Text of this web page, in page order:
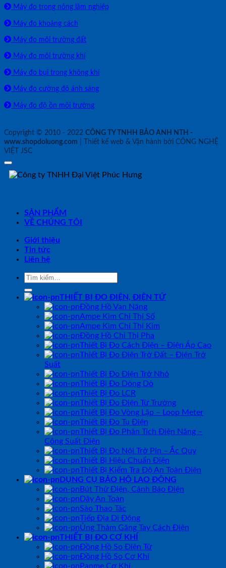
Máy đo trong nông lâm nghiệp
Máy đo khoảng cách
Máy đo môi trường đất
Máy đo môi trường khí
Máy đo bụi trong không khí
Máy đo cường độ ánh sáng
Máy đo độ ồn môi trường
Copyright © 2010 - 2022 CÔNG TY TNHH BẢO ANH NTH -
www.shopdoluong.com | Thiết kế web & Vận hành bởi CÔNG NGHỆ
VIỆT JSC
SẢN PHẨM
VỀ CHÚNG TÔI
Giới thiệu
Tin tức
Liên hệ
Tìm
THIẾT BỊ ĐO ĐIỆN, ĐIỆN TỬ
Đồng Hồ Vạn Năng
Ampe Kìm Chỉ Thị Số
Ampe Kìm Chỉ Thị Kim
Đồng Hồ Chỉ Thị Pha
Thiết Bị Đo Cách Điện – Điện Áp Cao
Thiết Bị Đo Điện Trở Đất – Điện Trở
Suất
Thiết Bị Đo Điện Trở Nhỏ
Thiết Bị Đo Dòng Dò
Thiết Bị Đo LCR
Thiết Bị Đo Điện Từ Trường
Thiết Bị Đo Vòng Lặp – Loop Meter
Thiết Bị Đo Tụ Điện
Thiết Bị Đo Phân Tích Điện Năng –
Công Suất Điện
Thiết Bị Đo Nội Trở Pin – Ắc Quy
Thiết Bị Hiệu Chuẩn Điện
Thiết Bị Kiểm Tra Độ An Toàn Điện
DỤNG CỤ BẢO HỘ LAO ĐỘNG
Bút Thử Điện, Cảnh Báo Điện
Dây An Toàn
Sào Thao Tác
Tiếp Địa Di Động
Ủng Thảm Găng Tay Cách Điện
THIẾT BỊ ĐO CƠ KHÍ
Đồng Hồ So Điện Tử
Đồng Hồ So Cơ Khí
Panme Cơ Khí